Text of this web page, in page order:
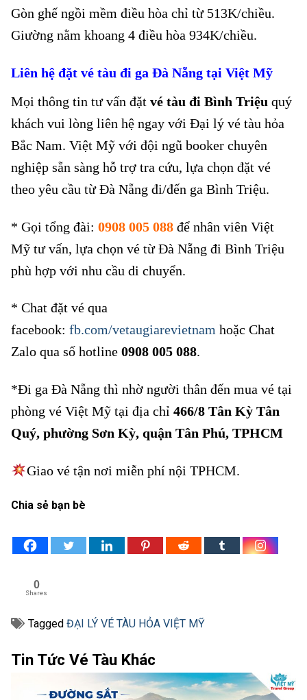
Gòn ghế ngồi mềm điều hòa chỉ từ 513K/chiều.
Giường nằm khoang 4 điều hòa 934K/chiều.
Liên hệ đặt vé tàu đi ga Đà Nẵng tại Việt Mỹ
Mọi thông tin tư vấn đặt vé tàu đi Bình Triệu quý
khách vui lòng liên hệ ngay với Đại lý vé tàu hỏa
Bắc Nam. Việt Mỹ với đội ngũ booker chuyên
nghiệp sẵn sàng hỗ trợ tra cứu, lựa chọn đặt vé
theo yêu cầu từ Đà Nẵng đi/đến ga Bình Triệu.
* Gọi tổng đài: 0908 005 088 để nhân viên Việt
Mỹ tư vấn, lựa chọn vé từ Đà Nẵng đi Bình Triệu
phù hợp với nhu cầu di chuyển.
* Chat đặt vé qua
facebook: fb.com/vetaugiarevietnam hoặc Chat
Zalo qua số hotline 0908 005 088.
*Đi ga Đà Nẵng thì nhờ người thân đến mua vé tại
phòng vé Việt Mỹ tại địa chỉ 466/8 Tân Kỳ Tân
Quý, phường Sơn Kỳ, quận Tân Phú, TPHCM
Giao vé tận nơi miễn phí nội TPHCM.
Chia sẻ bạn bè
0
Shares
Tagged ĐẠI LÝ VÉ TÀU HỎA VIỆT MỸ
Tin Tức Vé Tàu Khác